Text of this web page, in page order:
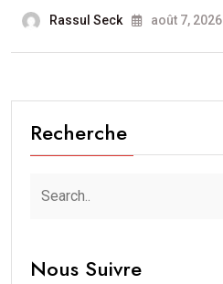
Rassul Seck août 7, 2026
Recherche
Nous Suivre